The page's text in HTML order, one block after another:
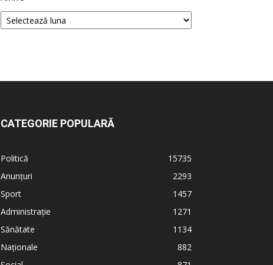
CATEGORIE POPULARĂ
Politică
15735
Anunțuri
2293
Sport
1457
Administrație
1271
Sănătate
1134
Naționale
882